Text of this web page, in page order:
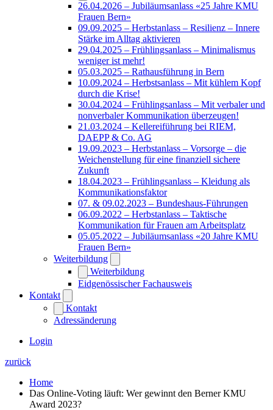
26.04.2026 – Jubiläumsanlass «25 Jahre KMU
Frauen Bern»
09.09.2025 – Herbstanlass – Resilienz – Innere
Stärke im Alltag aktivieren
29.04.2025 – Frühlingsanlass – Minimalismus
weniger ist mehr!
05.03.2025 – Rathausführung in Bern
10.09.2024 – Herbstsanlass – Mit kühlem Kopf
durch die Krise!
30.04.2024 – Frühlingsanlass – Mit verbaler und
nonverbaler Kommunikation überzeugen!
21.03.2024 – Kellereiführung bei RIEM,
DAEPP & Co. AG
19.09.2023 – Herbstanlass – Vorsorge – die
Weichenstellung für eine finanziell sichere
Zukunft
18.04.2023 – Frühlingsanlass – Kleidung als
Kommunikationsfaktor
07. & 09.02.2023 – Bundeshaus-Führungen
06.09.2022 – Herbstanlass – Taktische
Kommunikation für Frauen am Arbeitsplatz
05.05.2022 – Jubiläumsanlass «20 Jahre KMU
Frauen Bern»
Weiterbildung
Weiterbildung
Eidgenössischer Fachausweis
Kontakt
Kontakt
Adressänderung
Login
zurück
Home
Das Online-Voting läuft: Wer gewinnt den Berner KMU
Award 2023?